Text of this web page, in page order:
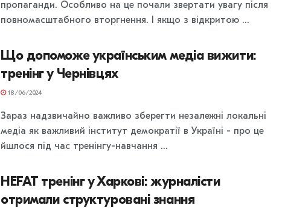
пропаганди. Особливо на це почали звертати увагу після
повномасштабного вторгнення. І якщо з відкритою ...
Що допоможе українським медіа вижити:
тренінг у Чернівцях
18/06/2024
Зараз надзвичайно важливо зберегти незалежні локальні
медіа як важливий інститут демократії в Україні - про це
йшлося під час тренінгу-навчання ...
HEFAT тренінг у Харкові: журналісти
отримали структуровані знання